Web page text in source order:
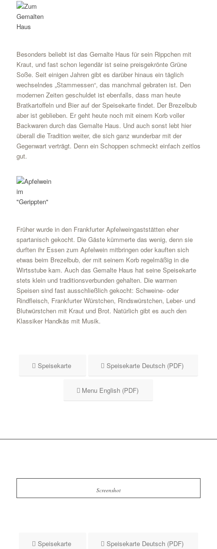
Besonders beliebt ist das Gemalte Haus für sein Rippchen mit
Kraut, und fast schon legendär ist seine preisgekrönte Grüne
Soße. Seit einigen Jahren gibt es darüber hinaus ein täglich
wechselndes „Stammessen“, das manchmal gebraten ist. Den
modernen Zeiten geschuldet ist ebenfalls, dass man heute
Bratkartoffeln und Bier auf der Speisekarte findet. Der Brezelbub
aber ist geblieben. Er geht heute noch mit einem Korb voller
Backwaren durch das Gemalte Haus. Und auch sonst lebt hier
überall die Tradition weiter, die sich ganz wunderbar mit der
Gegenwart verträgt. Denn ein Schoppen schmeckt einfach zeitlos
gut.
Früher wurde in den Frankfurter Apfelweingaststätten eher
spartanisch gekocht. Die Gäste kümmerte das wenig, denn sie
durften ihr Essen zum Apfelwein mitbringen oder kauften sich
etwas beim Brezelbub, der mit seinem Korb regelmäßig in die
Wirtsstube kam. Auch das Gemalte Haus hat seine Speisekarte
stets klein und traditionsverbunden gehalten. Die warmen
Speisen sind fast ausschließlich gekocht: Schweine- oder
Rindfleisch, Frankfurter Würstchen, Rindswürstchen, Leber- und
Blutwürstchen mit Kraut und Brot. Natürlich gibt es auch den
Klassiker Handkäs mit Musik.
Speisekarte Speisekarte Deutsch (PDF)
Menu English (PDF)
Screenshot
Speisekarte Speisekarte Deutsch (PDF)